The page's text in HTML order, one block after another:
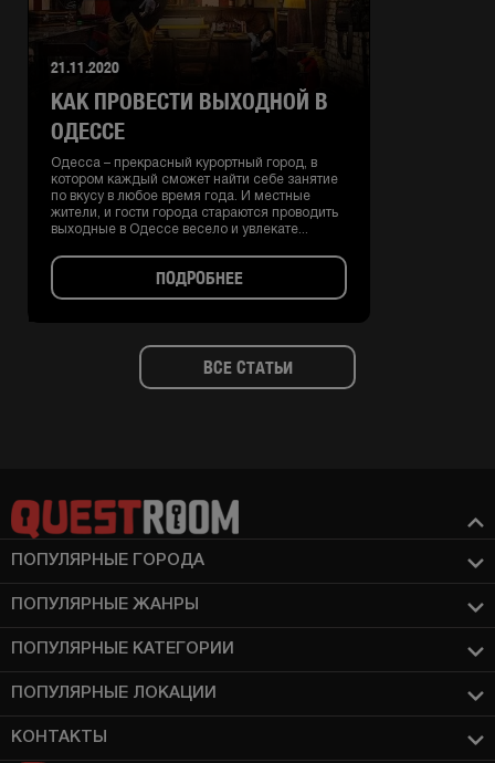
КАК ПРОВЕСТИ ВЫХОДНОЙ В
ОДЕССЕ
Одесса – прекрасный курортный город, в
котором каждый сможет найти себе занятие
по вкусу в любое время года. И местные
жители, и гости города стараются проводить
выходные в Одессе весело и увлекате...
21.11.2020
ПОДРОБНЕЕ
ВСЕ СТАТЬИ
ПОПУЛЯРНЫЕ ГОРОДА
ПОПУЛЯРНЫЕ ЖАНРЫ
ПОПУЛЯРНЫЕ КАТЕГОРИИ
ПОПУЛЯРНЫЕ ЛОКАЦИИ
КОНТАКТЫ